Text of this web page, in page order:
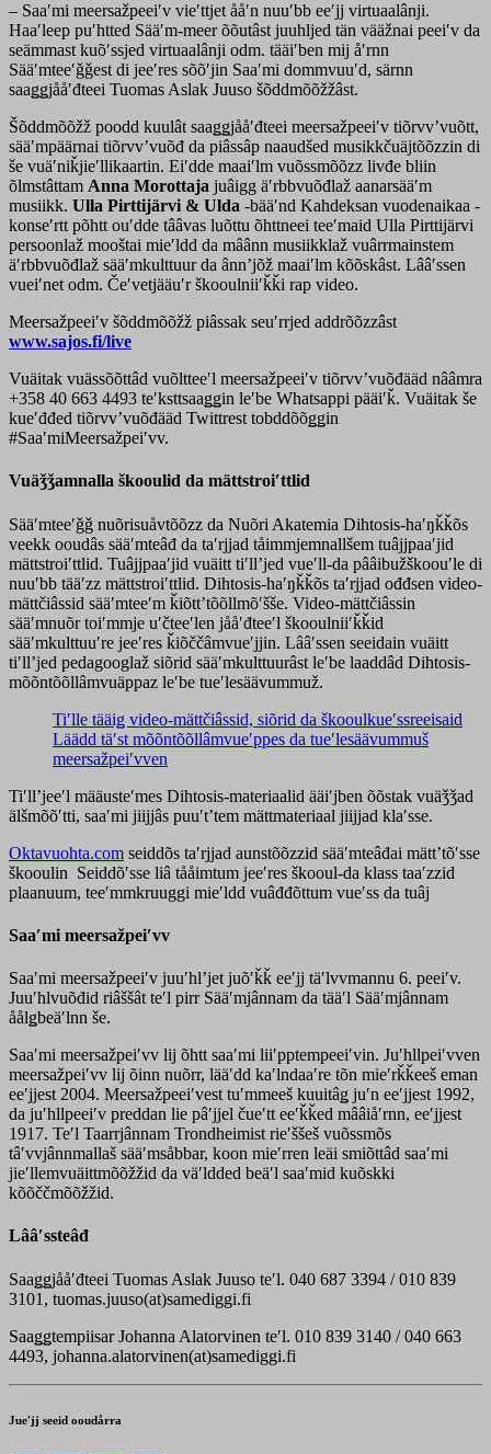
– Saaʹmi meersažpeeiʹv vieʹttjet ååʹn nuuʹbb eeʹjj virtuaalânji.
Haaʹleep puʹhtted Sääʹm-meer õõutâst juuhljed tän vääžnai peeiʹv da
seämmast kuõʹssjed virtuaalânji odm. tääiʹben mij åʹrnn
Sääʹmteeʹǧǧest di jeeʹres sõõʹjin Saaʹmi dommvuuʹd, särnn
saaǥǥjååʹđteei Tuomas Aslak Juuso šõddmõõžžâst.
Šõddmõõžž poodd kuulât saaǥǥjååʹđteei meersažpeeiʹv tiõrvvʼvuõtt,
sääʹmpäärnai tiõrvvʼvuõđ da piâssâp naaudšed musikkčuäjtõõzzin di
še vuäʹniǩjieʹllikaartin. Eiʹdde maaiʹlm vuõssmõõzz livđe bliin
õlmstâttam Anna Morottaja juâigg äʹrbbvuõđlaž aanarsääʹm
musiikk. Ulla Pirttijärvi & Ulda -bääʹnd Kahdeksan vuodenaikaa -
konseʹrtt põhtt ouʹdde tââvas luõttu õhttneei teeʹmaid Ulla Pirttijärvi
persoonlaž mooštai mieʹldd da mâânn musiikklaž vuârrmainstem
äʹrbbvuõđlaž sääʹmkulttuur da ânnʼjõž maaiʹlm kõõskâst. Lââʹssen
vueiʹnet odm. Čeʹvetjääuʹr škooulniiʹǩǩi rap video.
Meersažpeeiʹv šõddmõõžž piâssak seuʹrrjed addrõõzzâst
www.sajos.fi/live
Vuäitak vuässõõttâd vuõltteeʹl meersažpeeiʹv tiõrvvʼvuõđääd nââmra
+358 40 663 4493 teʹksttsaaǥǥin leʹbe Whatsappi pääiʹǩ. Vuäitak še
kueʹđđed tiõrvvʼvuõđääd Twittrest tobddõõǥǥin
#SaaʹmiMeersažpeiʹvv.
Vuäǯǯamnalla škooulid da mättstroiʹttlid
Sääʹmteeʹǧǧ nuõrisuåvtõõzz da Nuõri Akatemia Dihtosis-haʹŋǩǩõs
veekk ooudâs sääʹmteâđ da taʹrjjad tåimmjemnallšem tuâjjpaaʹjid
mättstroiʹttlid. Tuâjjpaaʹjid vuäitt tiʹllʼjed vueʹll-da pââibužškoouʹle di
nuuʹbb tääʹzz mättstroiʹttlid. Dihtosis-haʹŋǩǩõs taʹrjjad ođđsen video-
mättčiâssid sääʹmteeʹm ǩiõttʼtõõllmõʹšše. Video-mättčiâssin
sääʹmnuõr toiʹmmje uʹčteeʹlen jååʹđteeʹl škooulniiʹǩǩid
sääʹmkulttuuʹre jeeʹres ǩiõččâmvueʹjjin. Lââʹssen seeidain vuäitt
tiʹllʼjed pedagooglaž siõrid sääʹmkulttuurâst leʹbe laaddâd Dihtosis-
mõõntõõllâmvuäppaz leʹbe tueʹlesäävummuž.
Tiʹlle tääiǥ video-mättčiâssid, siõrid da škooulkueʹssreeisaid
Läädd täʹst mõõntõõllâmvueʹppes da tueʹlesäävummuš
meersažpeiʹvven
Tiʹllʼjeeʹl määusteʹmes Dihtosis-materiaalid ääiʹjben õõstak vuäǯǯad
älšmõõʹtti, saaʹmi jiijjâs puuʹtʼtem mättmateriaal jiijjad klaʹsse.
Oktavuohta.com seiddõs taʹrjjad aunstõõzzid sääʹmteâđai mättʼtõʹsse
škooulin Seiddõʹsse liâ tååimtum jeeʹres škooul-da klass taaʹzzid
plaanuum, teeʹmmkruuggi mieʹldd vuâđđõttum vueʹss da tuâj
Saaʹmi meersažpeiʹvv
Saaʹmi meersažpeeiʹv juuʹhlʼjet juõʹǩǩ eeʹjj täʹlvvmannu 6. peeiʹv.
Juuʹhlvuõđid riâššât teʹl pirr Sääʹmjânnam da tääʹl Sääʹmjânnam
åålǥbeäʹlnn še.
Saaʹmi meersažpeiʹvv lij õhtt saaʹmi liiʹpptempeeiʹvin. Juʹhllpeiʹvven
meersažpeiʹvv lij õinn nuõrr, lääʹdd kaʹlndaaʹre tõn mieʹrǩǩeeš eman
eeʹjjest 2004. Meersažpeeiʹvest tuʹmmeeš kuuitâǥ juʹn eeʹjjest 1992,
da juʹhllpeeiʹv preddan lie pâʹjjel čueʹtt eeʹǩǩed mââiåʹrnn, eeʹjjest
1917. Teʹl Taarrjânnam Trondheimist rieʹššeš vuõssmõs
tâʹvvjânnmallaš sääʹmsåbbar, koon mieʹrren leäi smiõttâd saaʹmi
jieʹllemvuäittmõõžžid da väʹldded beäʹl saaʹmid kuõskki
kõõččmõõžžid.
Lââʹssteâđ
Saaǥǥjååʹđteei Tuomas Aslak Juuso teʹl. 040 687 3394 / 010 839
3101, tuomas.juuso(at)samediggi.fi
Saaǥǥtempiisar Johanna Alatorvinen teʹl. 010 839 3140 / 040 663
4493, johanna.alatorvinen(at)samediggi.fi
Jueʹjj seeid ooudårra